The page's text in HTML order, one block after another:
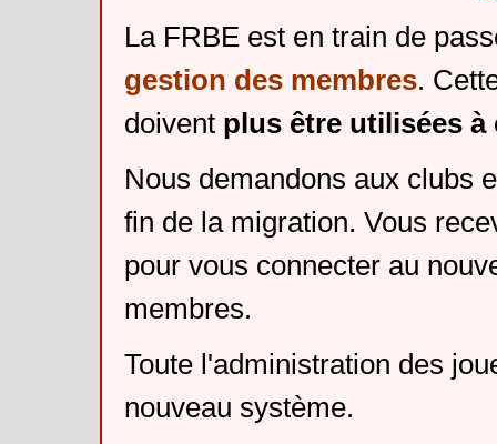
La FRBE est en train de
gestion des membres.
doivent plus être utilisées
Nous demandons aux clubs
fin de la migration. Vous
pour vous connecter au
membres.
Toute l'administration des
nouveau système.